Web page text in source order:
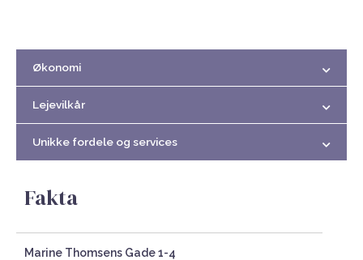
Økonomi
Lejevilkår
Unikke fordele og services
Fakta
Marine Thomsens Gade 1-4